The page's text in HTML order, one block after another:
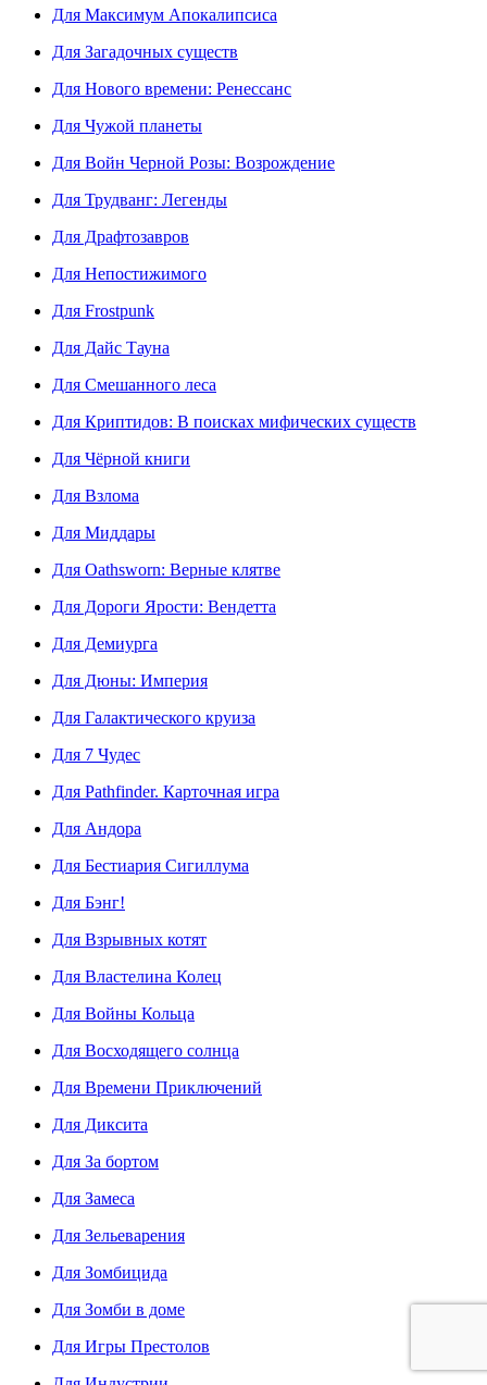
Для Максимум Апокалипсиса
Для Загадочных существ
Для Нового времени: Ренессанс
Для Чужой планеты
Для Войн Черной Розы: Возрождение
Для Трудванг: Легенды
Для Драфтозавров
Для Непостижимого
Для Frostpunk
Для Дайс Тауна
Для Смешанного леса
Для Криптидов: В поисках мифических существ
Для Чёрной книги
Для Взлома
Для Миддары
Для Oathsworn: Верные клятве
Для Дороги Ярости: Вендетта
Для Демиурга
Для Дюны: Империя
Для Галактического круиза
Для 7 Чудес
Для Pathfinder. Карточная игра
Для Андора
Для Бестиария Сигиллума
Для Бэнг!
Для Взрывных котят
Для Властелина Колец
Для Войны Кольца
Для Восходящего солнца
Для Времени Приключений
Для Диксита
Для За бортом
Для Замеса
Для Зельеварения
Для Зомбицида
Для Зомби в доме
Для Игры Престолов